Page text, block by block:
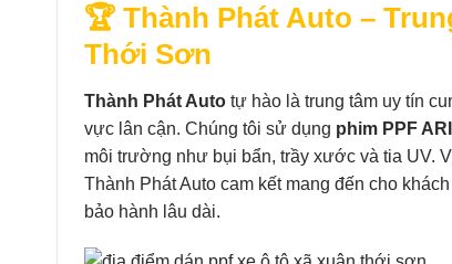
🏆 Thành Phát Auto –
Thới Sơn
Thành Phát Auto tự hào là trung tâm uy tín
vực lân cận. Chúng tôi sử dụng phim PPF
môi trường như bụi bẩn, trầy xước và tia UV.
Thành Phát Auto cam kết mang đến cho
bảo hành lâu dài.